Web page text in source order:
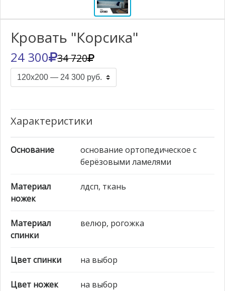
Кровать "Корсика"
24 300 34 720
Характеристики
Основание
основание ортопедическое с
берёзовыми ламелями
Материал
ножек
лдсп, ткань
Материал
спинки
велюр, рогожка
Цвет спинки на выбор
Цвет ножек на выбор